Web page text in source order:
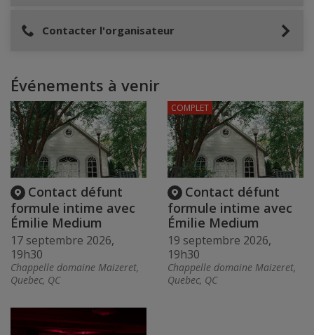
Contacter l'organisateur
Événements à venir
Contact défunt
formule intime avec
Émilie Medium
17 septembre 2026,
19h30
Chappelle domaine Maizeret,
Quebec, QC
Contact défunt
formule intime avec
Émilie Medium
19 septembre 2026,
19h30
Chappelle domaine Maizeret,
Quebec, QC
COMPLET